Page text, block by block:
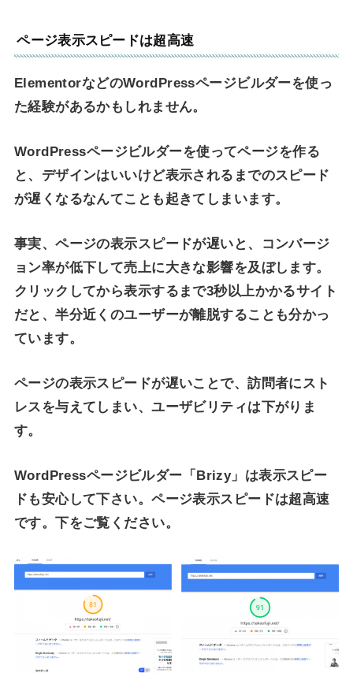
ページ表示スピードは超高速
ElementorなどのWordPressページビルダーを使っ
た経験があるかもしれません。
WordPressページビルダーを使ってページを作る
と、デザインはいいけど表示されるまでのスピード
が遅くなるなんてことも起きてしまいます。
事実、ページの表示スピードが遅いと、コンバージ
ョン率が低下して売上に大きな影響を及ぼします。
クリックしてから表示するまで3秒以上かかるサイト
だと、半分近くのユーザーが離脱することも分かっ
ています。
ページの表示スピードが遅いことで、訪問者にスト
レスを与えてしまい、ユーザビリティは下がりま
す。
WordPressページビルダー「Brizy」は表示スピー
ドも安心して下さい。ページ表示スピードは超高速
です。下をご覧ください。